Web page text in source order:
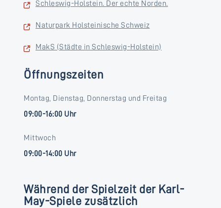
Schleswig-Holstein. Der echte Norden.
Naturpark Holsteinische Schweiz
MakS (Städte in Schleswig-Holstein)
Öffnungszeiten
Montag, Dienstag, Donnerstag und Freitag
09:00-16:00 Uhr
Mittwoch
09:00-14:00 Uhr
Während der Spielzeit der Karl-
May-Spiele zusätzlich